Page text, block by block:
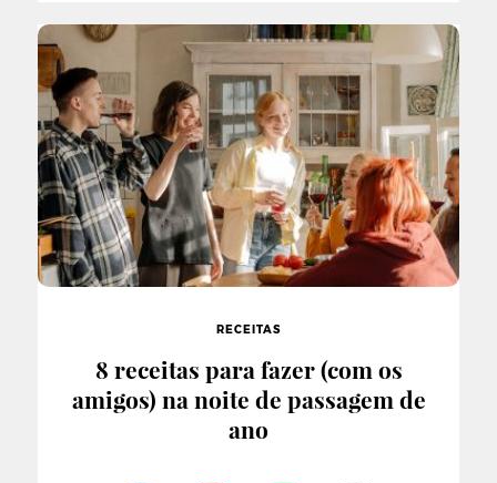
RECEITAS
8 receitas para fazer (com os
amigos) na noite de passagem de
ano